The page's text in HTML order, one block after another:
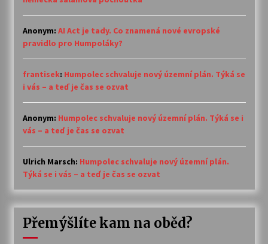
Anonym: AI Act je tady. Co znamená nové evropské
pravidlo pro Humpoláky?
frantisek: Humpolec schvaluje nový územní plán. Týká se
i vás – a teď je čas se ozvat
Anonym: Humpolec schvaluje nový územní plán. Týká se i
vás – a teď je čas se ozvat
Ulrich Marsch: Humpolec schvaluje nový územní plán.
Týká se i vás – a teď je čas se ozvat
Přemýšlíte kam na oběd?